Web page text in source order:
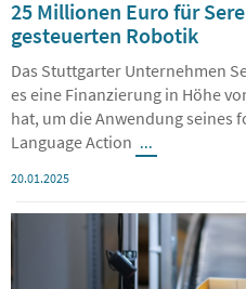
Das Stuttgarter Unternehmen
es eine Finanzierung in Höhe
hat, um die Anwendung seines
Language Action ...
20.01.2025